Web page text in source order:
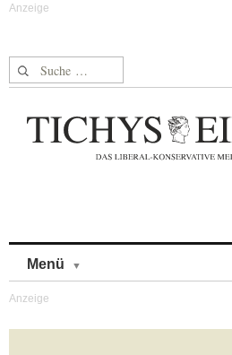
Suche nach:
Menü